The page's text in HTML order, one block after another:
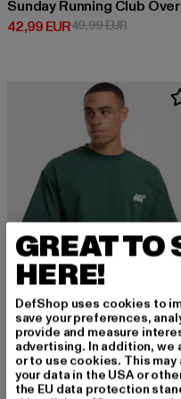
42,99 EUR
Derzeitiger Preis: 42,99 EUR
49,99 EUR
ANOTHER COTTON
Caffeine Dept. T-Shirt
GREAT TO
HERE!
DefShop uses cookies to
save your preferences,
provide and measure
advertising. In addition,
or to use cookies. This
your data in the USA or
the EU data protection